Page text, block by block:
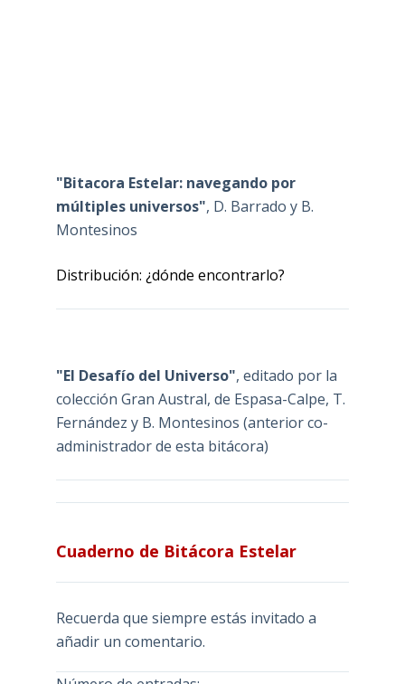
"Bitacora Estelar: navegando por
múltiples universos", D. Barrado y B.
Montesinos
Distribución: ¿dónde encontrarlo?
"El Desafío del Universo", editado por la
colección Gran Austral, de Espasa-Calpe, T.
Fernández y B. Montesinos (anterior co-
administrador de esta bitácora)
Cuaderno de Bitácora Estelar
Recuerda que siempre estás invitado a
añadir un comentario.